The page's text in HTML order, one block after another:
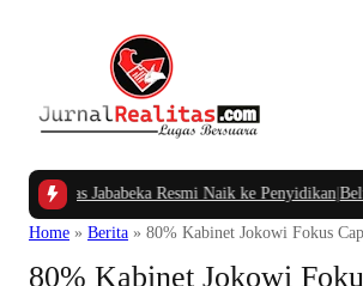
Jababeka Resmi Naik ke Penyidikan|Belum
Home » Berita » 80% Kabinet Jokowi Fokus
80% Kabinet Jokowi